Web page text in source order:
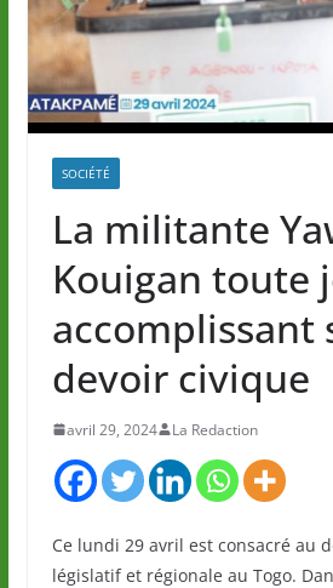
SOCIÉTÉ
La militante
Kouigan toute
accomplissant
devoir civique
avril 29, 2024 La Redaction
Ce lundi 29 avril est consacré au
législatif et régionale au Togo.